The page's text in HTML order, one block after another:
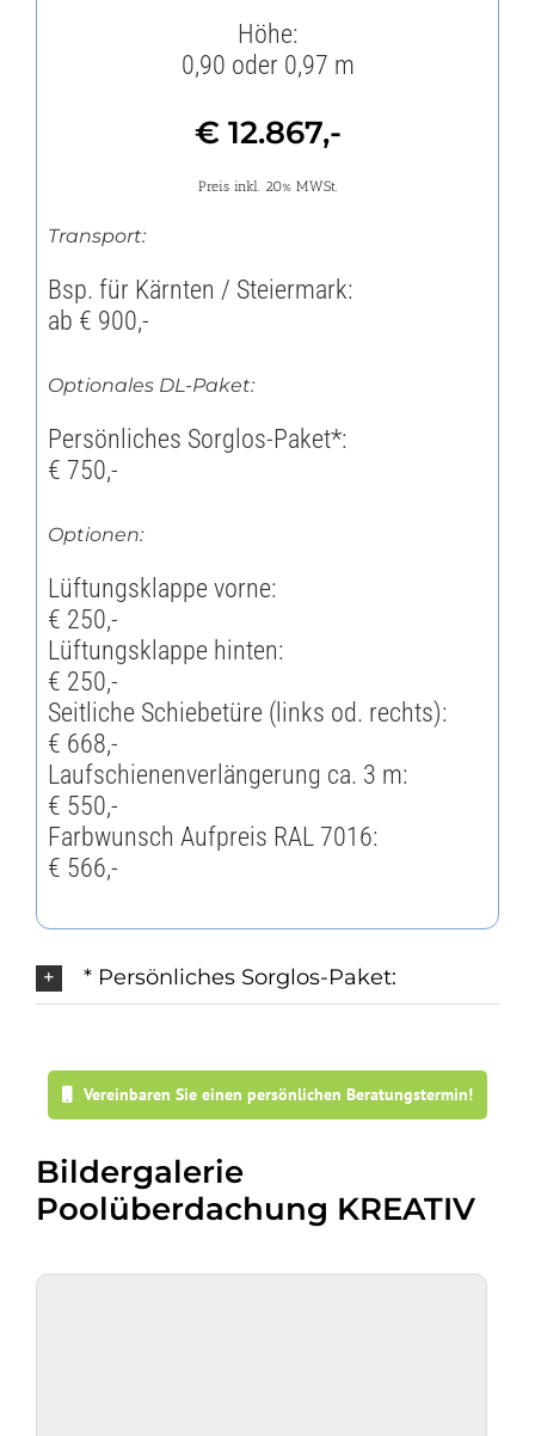
Höhe:
0,90 oder 0,97 m
€ 12.867,-
Preis inkl. 20% MWSt.
Transport:
Bsp. für Kärnten / Steiermark:
ab € 900,-
Optionales DL-Paket:
Persönliches Sorglos-Paket*:
€ 750,-
Optionen:
Lüftungsklappe vorne:
€ 250,-
Lüftungsklappe hinten:
€ 250,-
Seitliche Schiebetüre (links od. rechts):
€ 668,-
Laufschienenverlängerung ca. 3 m:
€ 550,-
Farbwunsch Aufpreis RAL 7016:
€ 566,-
* Persönliches Sorglos-Paket:
Vereinbaren Sie einen persönlichen Beratungstermin!
Bildergalerie
Poolüberdachung KREATIV